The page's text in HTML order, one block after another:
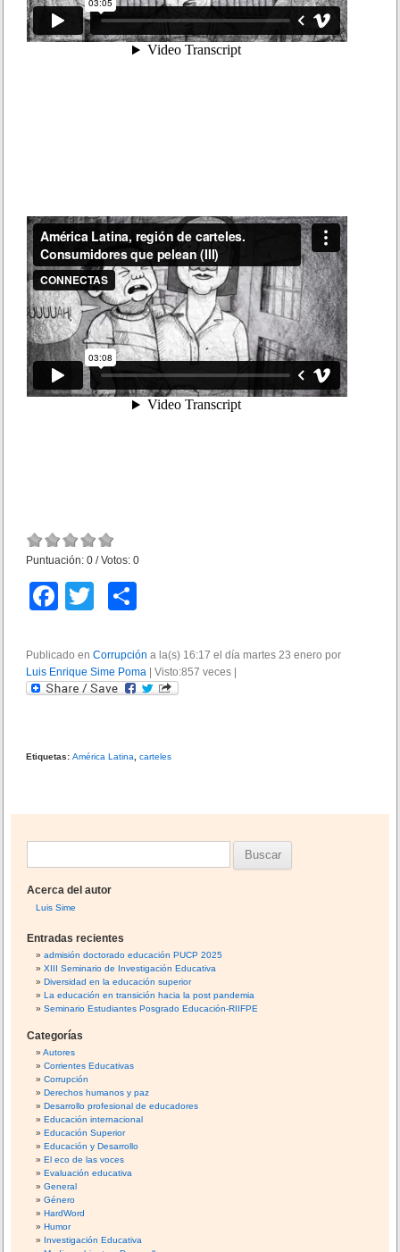
Puntuación: 0/ Votos: 0
F
c
e
o
tt
er
m
p
Publicado en Corrupción a la(s) 16:17 el día martes 23 enero por
Luis Enrique Sime Poma
Visto:857 veces
Etiquetas: América Latina, carteles
Acerca del autor
Luis Sime
Entradas recientes
admisión doctorado educación PUCP 2025
XIII Seminario de Investigación Educativa
Diversidad en la educación superior
La educación en transición hacia la post pandemia
Seminario Estudiantes Posgrado Educación-RIIFPE
Categorías
Autores
Corrientes Educativas
Corrupción
Derechos humanos y paz
Desarrollo profesional de educadores
Educación internacional
Educación Superior
Educación y Desarrollo
El eco de las voces
Evaluación educativa
General
Género
HardWord
Humor
Investigación Educativa